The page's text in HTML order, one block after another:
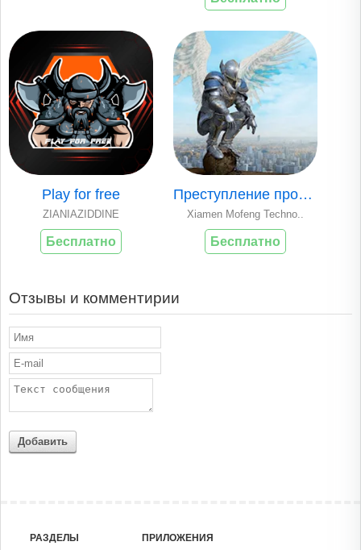
Play for free
ZIANIAZIDDINE
Бесплатно
Преступление проти..
Xiamen Mofeng Techno..
Бесплатно
Отзывы и комментирии
Добавить
РАЗДЕЛЫ ПРИЛОЖЕНИЯ